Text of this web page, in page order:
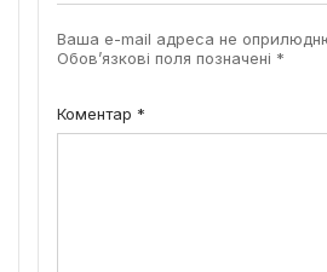
Ваша e-mail адреса не
Обов’язкові поля позначені *
Коментар *